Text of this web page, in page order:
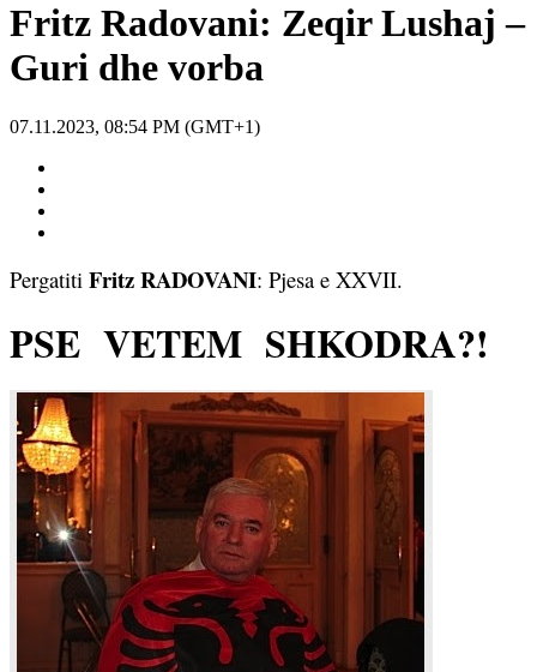
Fritz Radovani: Zeqir Lushaj –
Guri dhe vorba
07.11.2023, 08:54 PM (GMT+1)
Pergatiti Fritz RADOVANI: Pjesa e XXVII.
PSE VETEM SHKODRA?!